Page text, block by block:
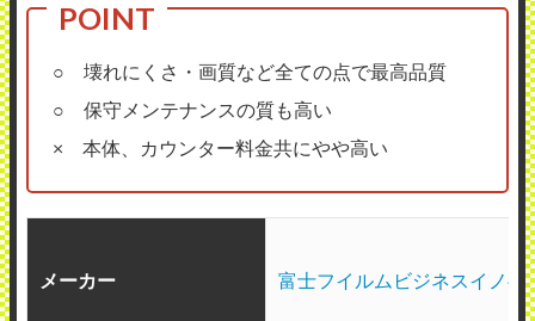
○ 壊れにくさ・画質など全ての点で最高品質
○ 保守メンテナンスの質も高い
× 本体、カウンター料金共にやや高い
メーカー 富士フイルムビジネスイノベ